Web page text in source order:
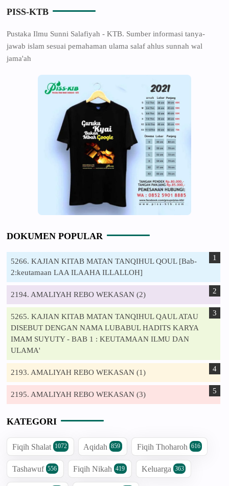
PISS-KTB
Pustaka Ilmu Sunni Salafiyah - KTB. Sumber informasi tanya-
jawab islam sesuai pemahaman ulama salaf ahlus sunnah wal
jama'ah
DOKUMEN POPULAR
5266. KAJIAN KITAB MATAN TANQIHUL QOUL [Bab-
2:keutamaan LAA ILAAHA ILLALLOH]
2194. AMALIYAH REBO WEKASAN (2)
5265. KAJIAN KITAB MATAN TANQIHUL QAUL ATAU
DISEBUT DENGAN NAMA LUBABUL HADITS KARYA
IMAM SUYUTY - BAB 1 : KEUTAMAAN ILMU DAN
ULAMA'
2193. AMALIYAH REBO WEKASAN (1)
2195. AMALIYAH REBO WEKASAN (3)
KATEGORI
Fiqih Shalat 1072 Aqidah 859 Fiqih Thoharoh 616
Tashawuf 556 Fiqih Nikah 419 Keluarga 363